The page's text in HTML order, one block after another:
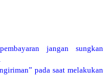
jangan sungkan
pada saat melakukan